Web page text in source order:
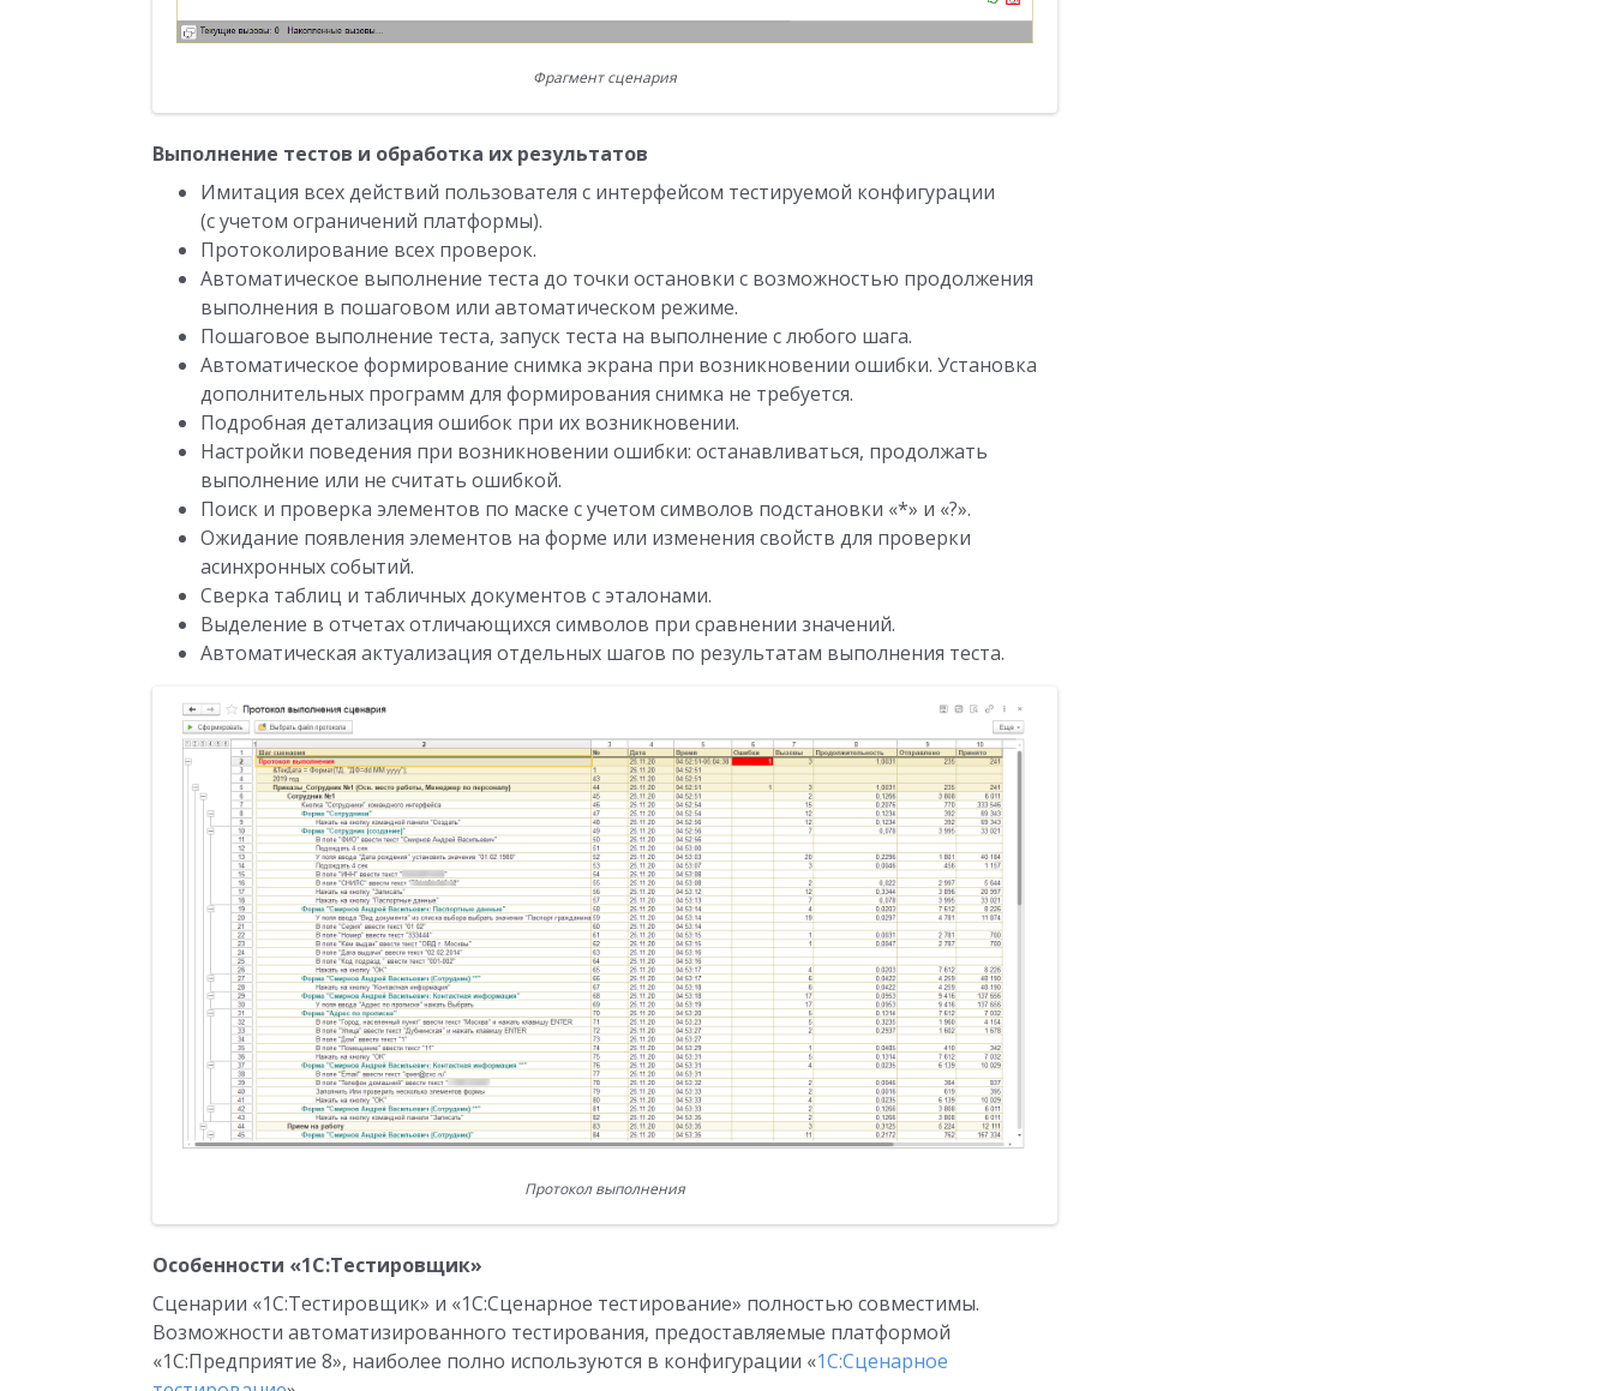
Фрагмент сценария
Выполнение тестов и обработка их результатов
Имитация всех действий пользователя с интерфейсом тестируемой конфигурации
(с учетом ограничений платформы).
Протоколирование всех проверок.
Автоматическое выполнение теста до точки остановки с возможностью продолжения
выполнения в пошаговом или автоматическом режиме.
Пошаговое выполнение теста, запуск теста на выполнение с любого шага.
Автоматическое формирование снимка экрана при возникновении ошибки. Установка
дополнительных программ для формирования снимка не требуется.
Подробная детализация ошибок при их возникновении.
Настройки поведения при возникновении ошибки: останавливаться, продолжать
выполнение или не считать ошибкой.
Поиск и проверка элементов по маске с учетом символов подстановки «*» и «?».
Ожидание появления элементов на форме или изменения свойств для проверки
асинхронных событий.
Сверка таблиц и табличных документов с эталонами.
Выделение в отчетах отличающихся символов при сравнении значений.
Автоматическая актуализация отдельных шагов по результатам выполнения теста.
Протокол выполнения
Особенности «1С:Тестировщик»
Сценарии «1С:Тестировщик» и «1С:Сценарное тестирование» полностью совместимы.
Возможности автоматизированного тестирования, предоставляемые платформой
«1С:Предприятие 8», наиболее полно используются в конфигурации «1С:Сценарное